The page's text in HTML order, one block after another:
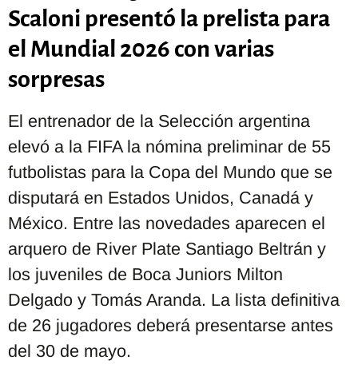
Scaloni presentó la prelista para
el Mundial 2026 con varias
sorpresas
El entrenador de la Selección argentina
elevó a la FIFA la nómina preliminar de 55
futbolistas para la Copa del Mundo que se
disputará en Estados Unidos, Canadá y
México. Entre las novedades aparecen el
arquero de River Plate Santiago Beltrán y
los juveniles de Boca Juniors Milton
Delgado y Tomás Aranda. La lista definitiva
de 26 jugadores deberá presentarse antes
del 30 de mayo.